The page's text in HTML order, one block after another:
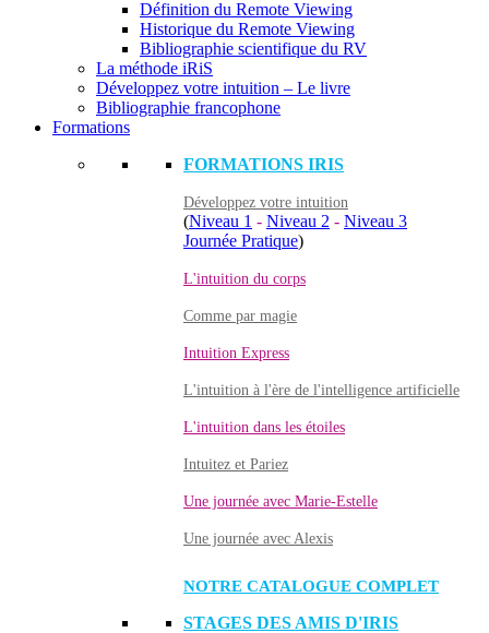
Définition du Remote Viewing
Historique du Remote Viewing
Bibliographie scientifique du RV
La méthode iRiS
Développez votre intuition – Le livre
Bibliographie francophone
Formations
FORMATIONS IRIS
Développez votre intuition
(Niveau 1 - Niveau 2 - Niveau 3
Journée Pratique)
L'intuition du corps
Comme par magie
Intuition Express
L'intuition à l'ère de l'intelligence artificielle
L'intuition dans les étoiles
Intuitez et Pariez
Une journée avec Marie-Estelle
Une journée avec Alexis
NOTRE CATALOGUE COMPLET
STAGES DES AMIS D'IRIS